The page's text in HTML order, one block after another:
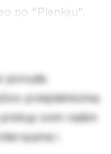
po "Plenkiju".
ponude.
pretplatnicima.
svim našim
i